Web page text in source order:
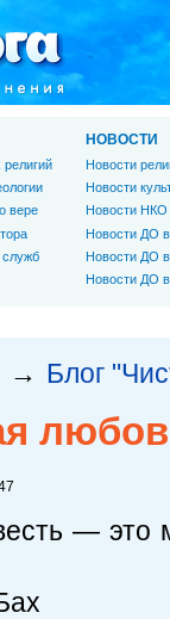
→ Блог
— это
вере
НОВОСТИ
Новости
Новости
Новости НКО
Новости ДО
Новости ДО
Новости ДО